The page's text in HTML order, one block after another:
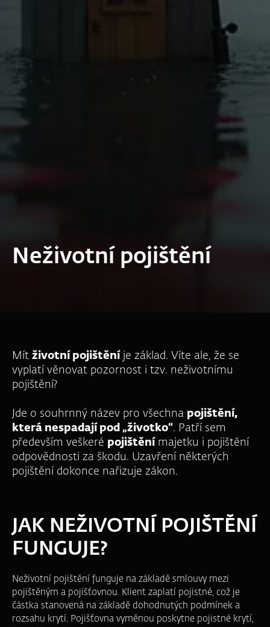
Neživotní pojištění
Mít životní pojištění je základ. Víte ale, že se
vyplatí věnovat pozornost i tzv. neživotnímu
pojištění?
Jde o souhrnný název pro všechna pojištění,
která nespadají pod „životko“. Patří sem
především veškeré pojištění majetku i pojištění
odpovědnosti za škodu. Uzavření některých
pojištění dokonce nařizuje zákon.
JAK NEŽIVOTNÍ POJIŠTĚNÍ
FUNGUJE?
Neživotní pojištění funguje na základě smlouvy mezi
pojištěným a pojišťovnou. Klient zaplatí pojistné, což je
částka stanovená na základě dohodnutých podmínek a
rozsahu krytí. Pojišťovna vyměnou poskytne pojistné krytí,